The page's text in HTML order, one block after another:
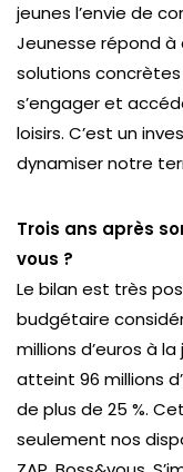
jeunes l’envie de
Jeunesse répond
solutions concrètes
s’engager et
loisirs. C’est un
dynamiser notre
Trois ans après
vous ?
Le bilan est très
budgétaire
millions d’euros à
atteint 96 millions
de plus de 25 %.
seulement nos